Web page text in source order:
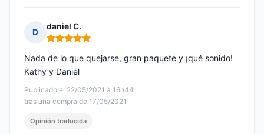
D
daniel C.
Nota: 5 de 5
Publicado el 22/05/2021 à 16h44
tras una compra de 17/05/2021
Nada de lo que quejarse, gran paquete y ¡qué sonido!
Kathy y Daniel
Opinión traducida